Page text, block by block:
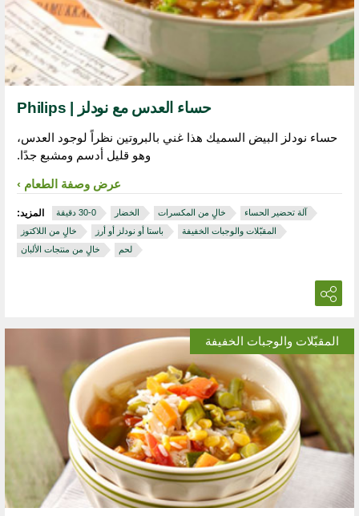
حساء العدس مع نودلز | Philips
حساء نودلز البيض السميك هذا غني بالبروتين نظراً لوجود العدس،
وهو قليل أدسم ومشبع جدًا.
عرض وصفة الطعام
المزيد: الخضار خالٍ من المكسرات
آلة تحضير الحساء
خالٍ من اللاكتوز
باستا أو نودلز أو أرز
المقبّلات والوجبات الخفيفة
خالٍ من منتجات الألبان
لحم
المقبّلات والوجبات الخفيفة